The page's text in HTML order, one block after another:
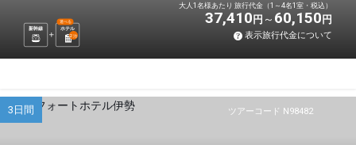
新幹線 ホテル
選べる
2泊
大人1名様あたり 旅行代金（1～4名1室・税込）
37,410 円 60,150 円
表示旅行代金について
ツアーコード N98482
3日間